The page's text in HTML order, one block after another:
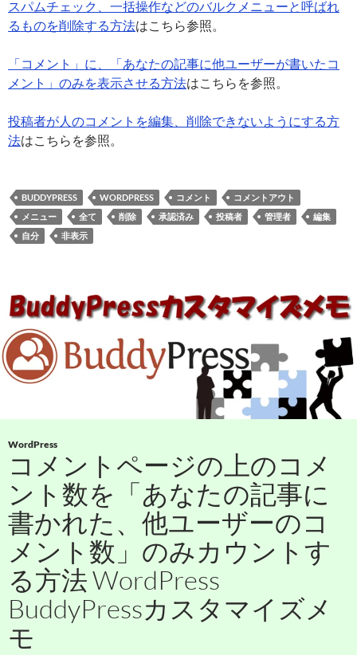
スパムチェック、一括操作などのバルクメニューと呼ばれ
るものを削除する方法はこちら参照。
「コメント」に、「あなたの記事に他ユーザーが書いたコ
メント」のみを表示させる方法はこちらを参照。
投稿者が人のコメントを編集、削除できないようにする方
法はこちらを参照。
BUDDYPRESS WORDPRESS コメント
コメントアウト
メニュー
全て 削除 承認済み 投稿者 管理者
編集
自分
非表示
WordPress
コメントページの上のコメ
ント数を「あなたの記事に
書かれた、他ユーザーのコ
メント数」のみカウントす
る方法 WordPress
BuddyPressカスタマイズメ
モ